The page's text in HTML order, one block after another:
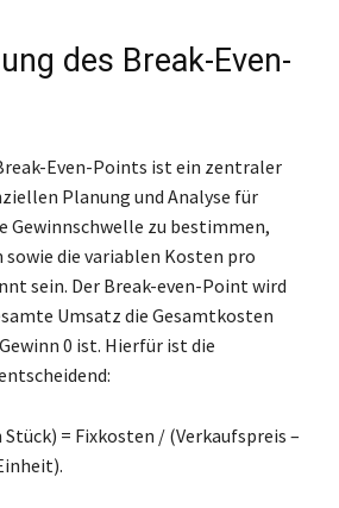
des Break-Even-
Even-Points ist ein zentraler
Planung und Analyse für
Gewinnschwelle zu bestimmen,
sowie die variablen Kosten pro
sein. Der Break-even-Point wird
Umsatz die Gesamtkosten
0 ist. Hierfür ist die
= Fixkosten / (Verkaufspreis –